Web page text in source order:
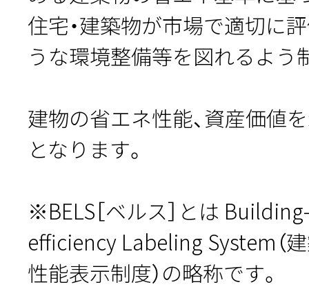
住宅・建築物が市場で適切に
うな環境整備等を図れるよう
建物の省エネ性能、資産価値
となります。
※BELS［ベルス］とは
efficiency Labeling System（
性能表示制度）の略称です。